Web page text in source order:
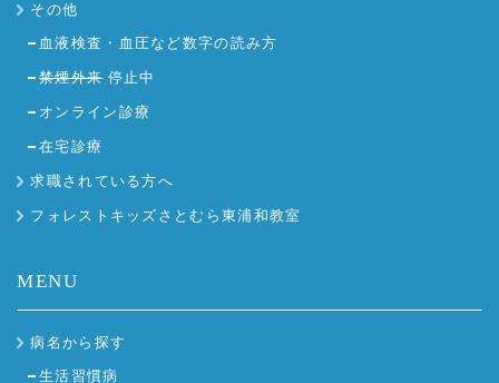
その他
血液検査・血圧など数字の読み方
禁煙外来停止中
オンライン診療
在宅診療
求職されている方へ
フォレストキッズさとむら東浦和教室
MENU
病名から探す
生活習慣病